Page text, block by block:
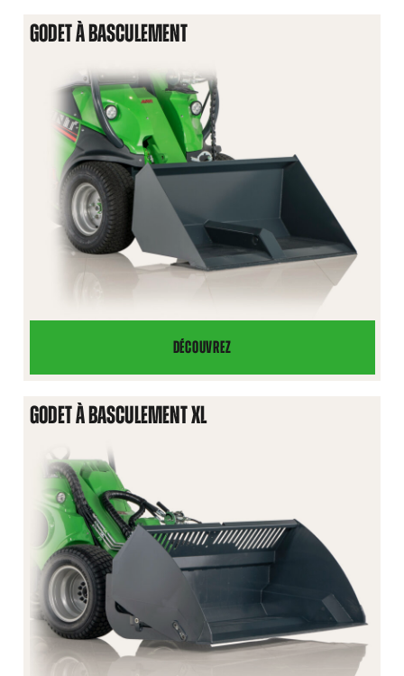
GODET À BASCULEMENT
DÉCOUVREZ
GODET
À
BASCULEMENT
GODET À BASCULEMENT XL